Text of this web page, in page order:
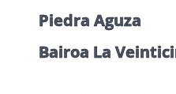
Piedra Aguza
Bairoa La